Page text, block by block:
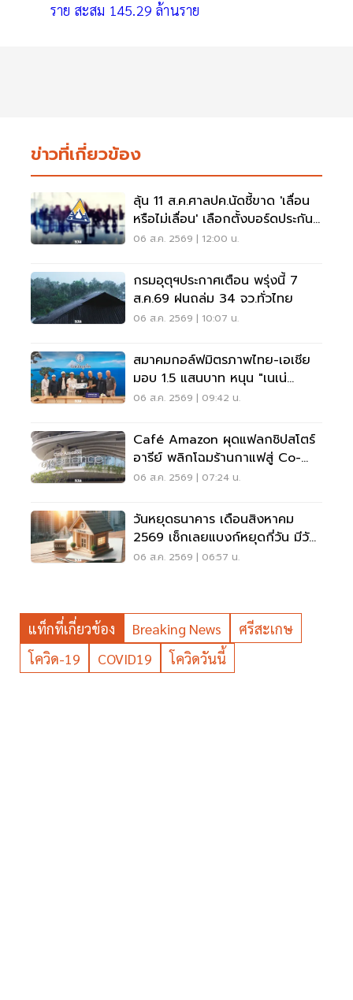
ราย สะสม 145.29 ล้านราย
ข่าวที่เกี่ยวข้อง
ลุ้น 11 ส.ค.ศาลปค.นัดชี้ขาด 'เลื่อน
หรือไม่เลื่อน' เลือกตั้งบอร์ดประกัน
สังคม
06 ส.ค. 2569 | 12:00 น.
กรมอุตุฯประกาศเตือน พรุ่งนี้ 7
ส.ค.69 ฝนถล่ม 34 จว.ทั่วไทย
06 ส.ค. 2569 | 10:07 น.
สมาคมกอล์ฟมิตรภาพไทย-เอเชีย
มอบ 1.5 แสนบาท หนุน "เนเน่
รอยัล" ลุยเวทีที่สหรัฐ
06 ส.ค. 2569 | 09:42 น.
Café Amazon ผุดแฟลกชิปสโตร์
อารีย์ พลิกโฉมร้านกาแฟสู่ Co-
Working Space ครบวงจร
06 ส.ค. 2569 | 07:24 น.
วันหยุดธนาคาร เดือนสิงหาคม
2569 เช็กเลยแบงก์หยุดกี่วัน มีวัน
หยุดยาวไหม
06 ส.ค. 2569 | 06:57 น.
แท็กที่เกี่ยวข้อง Breaking News
ศรีสะเกษ
โควิด-19
COVID19 โควิดวันนี้